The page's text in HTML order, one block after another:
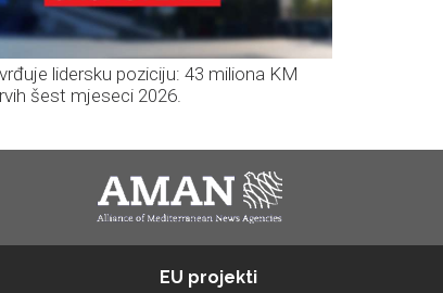
lidersku poziciju: 43 miliona KM
šest mjeseci 2026.
EU projekti